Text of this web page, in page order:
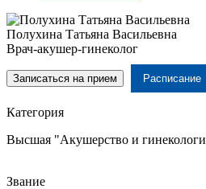
Полухина Татьяна Васильевна
Врач-акушер-гинеколог
Записаться на прием Расписание
Категория
Высшая "Акушерство и
Звание